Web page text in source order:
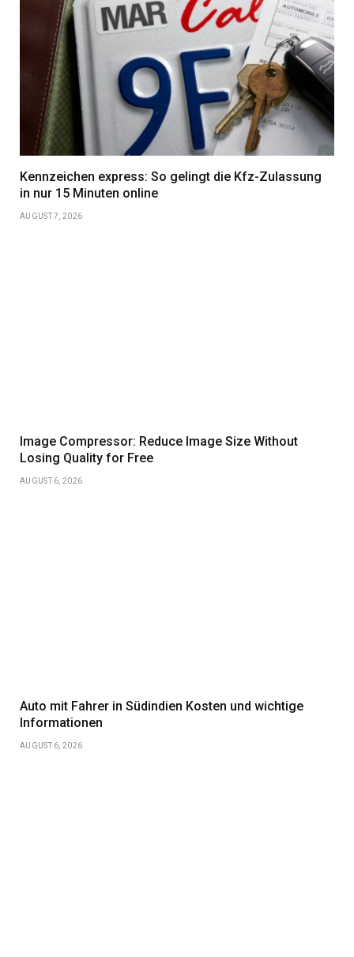
Kennzeichen express: So gelingt die Kfz-Zulassung
in nur 15 Minuten online
AUGUST 7, 2026
Image Compressor: Reduce Image Size Without
Losing Quality for Free
AUGUST 6, 2026
Auto mit Fahrer in Südindien Kosten und wichtige
Informationen
AUGUST 6, 2026